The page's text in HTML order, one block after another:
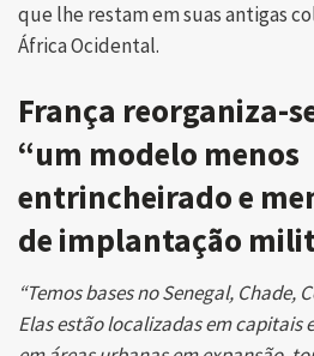
que lhe restam em suas antigas
África Ocidental.
França reorganiza-
“um modelo menos
entrincheirado e
de implantação
“Temos bases no Senegal, Chade,
Elas estão localizadas em capitais